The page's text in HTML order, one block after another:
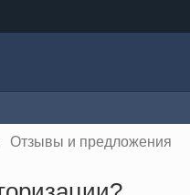
Отзывы и предложения